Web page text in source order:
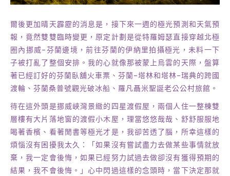
爾後更加晴天霹靂的消息是，接下來一週的極光預測和天氣預
報，竟然雙雙臨時變更，原定計劃是從特羅姆瑟直接穿越北極
圈內挪威-芬蘭邊境，前往芬蘭的伊納里拍攝極光，未料一下
子被打亂了整個安排。我的心就像那被蒙上烏雲的天際，盤算
著已經訂好的芬蘭臥舖火車票、芬蘭-塔林和塔林-瑞典的跨國
渡輪、芬蘭桑普號觀光破冰船、羅凡聶米聖誕老公公村旅館。
待在這外頭是挪威峽灣景緻的四星渡假屋，兩個人住一整棟雙
層樓有大片落地窗的渡假小木屋，理當悠悠哉哉、舒舒服服地
喝著香檳、看著閒書等極光才是，我卻苦透了腦，所幸這樣的
煩惱沒有困擾我太久：「如果沒有嘗試盡力去做某些事情就放